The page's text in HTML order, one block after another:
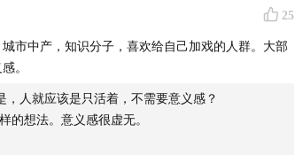
？
走，看天吃饭，纯风险投资
25
市中产，知识分子，喜欢给自己加戏的人群。大部
。
，人就应该是只活着，不需要意义感？
的想法。意义感很虚无。